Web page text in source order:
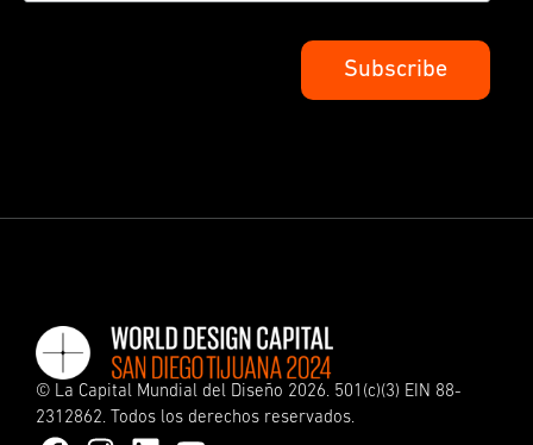
© La Capital Mundial del Diseño 2026. 501(c)(3) EIN 88-
2312862. Todos los derechos reservados.